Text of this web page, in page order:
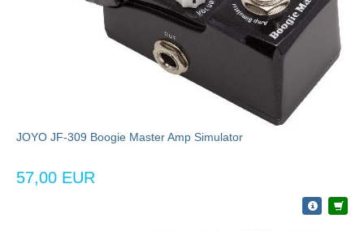
JOYO JF-309 Boogie Master Amp Simulator
57,00 EUR